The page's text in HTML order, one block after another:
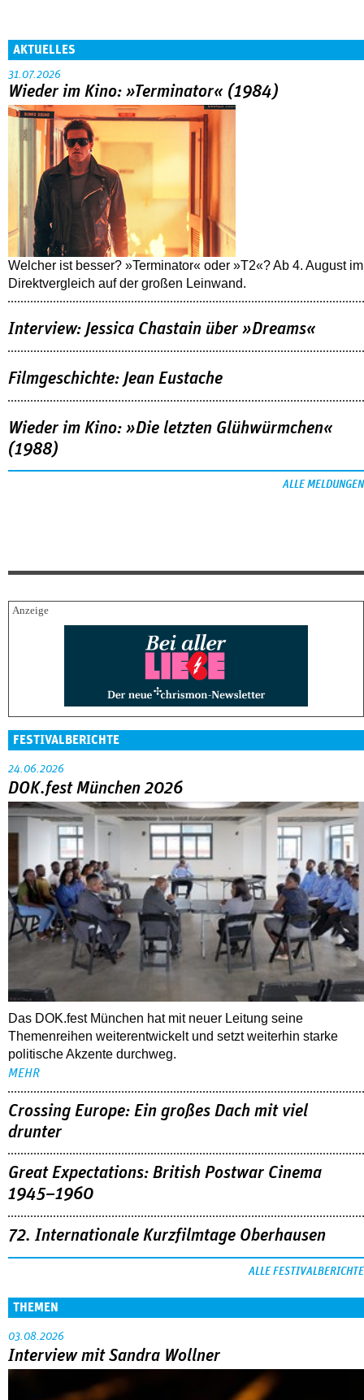
AKTUELLES
31.07.2026
Wieder im Kino: »Terminator« (1984)
Welcher ist besser? »Terminator« oder »T2«? Ab 4. August im
Direktvergleich auf der großen Leinwand.
Interview: Jessica Chastain über »Dreams«
Filmgeschichte: Jean Eustache
Wieder im Kino: »Die letzten Glühwürmchen«
(1988)
ALLE MELDUNGEN
FESTIVALBERICHTE
24.06.2026
DOK.fest München 2026
Das DOK.fest München hat mit neuer Leitung seine
Themenreihen weiterentwickelt und setzt weiterhin starke
politische Akzente durchweg.
MEHR
Crossing Europe: Ein großes Dach mit viel
drunter
Great Expectations: British Postwar Cinema
1945–1960
72. Internationale Kurzfilmtage Oberhausen
ALLE FESTIVALBERICHTE